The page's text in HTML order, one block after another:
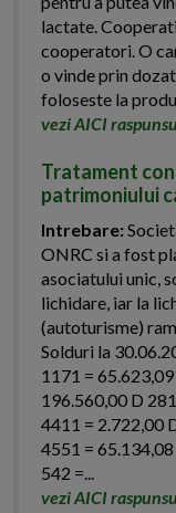
lactate.
cooperatori. O
o vinde prin
foloseste la
vezi AICI
Tratament
patrimoniului
Intrebare:
ONRC si a fost
asociatului unic,
lichidare, iar la
(autoturisme)
Solduri la
1171 =
196.560,00 D
4411 = 2.722,00
4551 =
542 =...
vezi AICI